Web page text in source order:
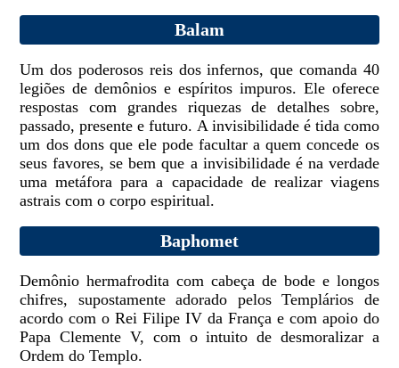
Balam
Um dos poderosos reis dos infernos, que comanda 40
legiões de demônios e espíritos impuros. Ele oferece
respostas com grandes riquezas de detalhes sobre,
passado, presente e futuro. A invisibilidade é tida como
um dos dons que ele pode facultar a quem concede os
seus favores, se bem que a invisibilidade é na verdade
uma metáfora para a capacidade de realizar viagens
astrais com o corpo espiritual.
Baphomet
Demônio hermafrodita com cabeça de bode e longos
chifres, supostamente adorado pelos Templários de
acordo com o Rei Filipe IV da França e com apoio do
Papa Clemente V, com o intuito de desmoralizar a
Ordem do Templo.